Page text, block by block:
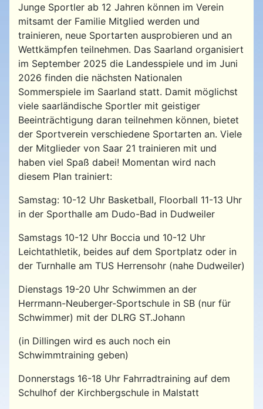
Junge Sportler ab 12 Jahren können im Verein
mitsamt der Familie Mitglied werden und
trainieren, neue Sportarten ausprobieren und an
Wettkämpfen teilnehmen. Das Saarland organisiert
im September 2025 die Landesspiele und im Juni
2026 finden die nächsten Nationalen
Sommerspiele im Saarland statt. Damit möglichst
viele saarländische Sportler mit geistiger
Beeinträchtigung daran teilnehmen können, bietet
der Sportverein verschiedene Sportarten an. Viele
der Mitglieder von Saar 21 trainieren mit und
haben viel Spaß dabei! Momentan wird nach
diesem Plan trainiert:
Samstag: 10-12 Uhr Basketball, Floorball 11-13 Uhr
in der Sporthalle am Dudo-Bad in Dudweiler
Samstags 10-12 Uhr Boccia und 10-12 Uhr
Leichtathletik, beides auf dem Sportplatz oder in
der Turnhalle am TUS Herrensohr (nahe Dudweiler)
Dienstags 19-20 Uhr Schwimmen an der
Herrmann-Neuberger-Sportschule in SB (nur für
Schwimmer) mit der DLRG ST.Johann
(in Dillingen wird es auch noch ein
Schwimmtraining geben)
Donnerstags 16-18 Uhr Fahrradtraining auf dem
Schulhof der Kirchbergschule in Malstatt